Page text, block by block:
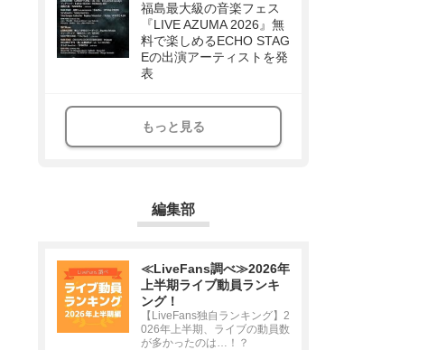
福島最大級の音楽フェス
『LIVE AZUMA 2026』無
料で楽しめるECHO STAG
Eの出演アーティストを発
表
もっと見る
編集部
≪LiveFans調べ≫2026年
上半期ライブ動員ランキ
ング！
【LiveFans独自ランキング】2
026年上半期、ライブの動員数
が多かったのは…！？